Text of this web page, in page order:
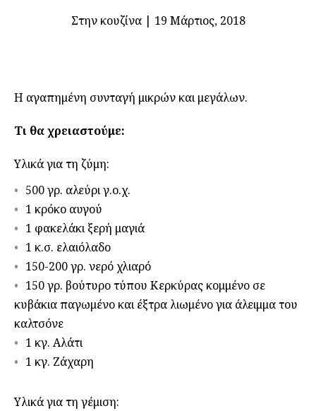
Στην κουζίνα| 19 Μάρτιος, 2018
Η αγαπημένη συνταγή μικρών και μεγάλων.
Τι θα χρειαστούμε:
Υλικά για τη ζύμη:
500 γρ. αλεύρι γ.ο.χ.
1 κρόκο αυγού
1 φακελάκι ξερή μαγιά
1 κ.σ. ελαιόλαδο
150-200 γρ. νερό χλιαρό
150 γρ. βούτυρο τύπου Κερκύρας κομμένο σε
κυβάκια παγωμένο και έξτρα λιωμένο για άλειμμα του
καλτσόνε
1 κγ. Αλάτι
1 κγ. Ζάχαρη
Υλικά για τη γέμιση: